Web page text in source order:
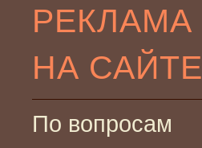
РЕКЛАМА
НА САЙТЕ
По вопросам